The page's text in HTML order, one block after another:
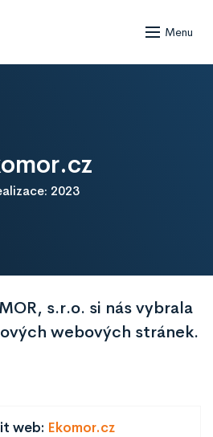
Menu
2023
s.r.o. si nás vybrala
webových stránek.
web: Ekomor.cz